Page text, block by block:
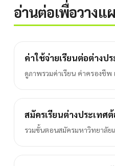
อ่านต่อเพื่อวางแ
ค่าใช้จ่ายเรียนต่อต่างป
ดูภาพรวมค่าเรียน ค่าครองชี
สมัครเรียนต่างประเทศต้
รวมขั้นตอนสมัครมหาวิทยาลัย